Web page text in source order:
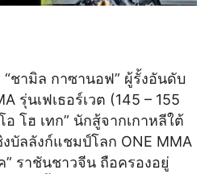
ชามิล กาซานอฟ” ผู้รั้งอันดับ
รุ่นเฟเธอร์เวต (145 – 155
โฮ เทก” นักสู้จากเกาหลีใต้
บัลลังก์แชมป์โลก ONE MMA
” ราชันชาวจีน ถือครองอยู่